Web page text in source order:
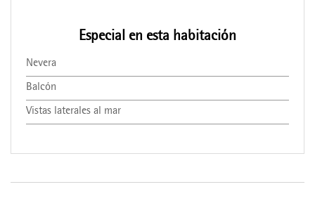
Especial en esta habitación
Nevera
Balcón
Vistas laterales al mar